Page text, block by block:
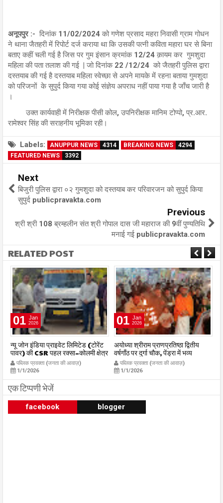
अनूपपुर :- दिनांक 11/02/2024 को गणेश प्रसाद महरा निवासी ग्राम गोधन
ने थाना जैतहरी में रिपोर्ट दर्ज कराया था कि उसकी पत्नी कविता महारा घर से बिना
बताए कहीं चली गई है जिस पर गुम इंसान क्रमांक 12/24 क़ायम कर गुमशुदा
महिला की पता तलाश की गई | जो दिनांक 22 /12/24 को जैतहरी पुलिस द्वारा
दस्तयाब की गई है दस्तयाब महिला स्वेच्छा से अपने मायके में रहना बताया गुमशुदा
को परिजनों के सुपुर्द किया गया कोई संज्ञेय अपराध नहीं पाया गया है जाँच जारी है
।
उक्त कार्यवाही में निरीक्षक पीसी कोल, उपनिरीक्षक मानिम टोप्पो, प्र.आर.
रामेश्वर सिंह की सराहनीय भूमिका रही।
Labels: ANUPPUR NEWS 4314 BREAKING NEWS
4294
FEATURED NEWS
3392
Next
बिजुरी पुलिस द्वारा ०२ गुमशुदा को दस्तयाब कर परिवारजन को सुपुर्द किया
सुपुर्द publicpravakta.com
Previous
श्री श्री 108 ब्रम्हलीन संत श्री गोपाल दास जी महाराज की 9वीं पुण्यतिथि
मनाई गई publicpravakta.com
RELATED POST
01 Jan
2026
न्यू जोन इंडिया प्राइवेट लिमिटेड (टोरेंट
पावर) की CSR पहल रक्सा–कोलमी क्षेत्र
में चलित अस्पताल एम्बुलेंस सेवा का
शुभारंभ publicpravakta.com
पब्लिक प्रवक्ता (जनता की आवाज़)
1/1/2026
01 Jan
2026
अयोध्या श्रीराम प्राणप्रतिष्ठा द्वितीय
वर्षगाँठ पर दुर्गा चौक, पेंड्रा में भव्य
महाआरती सम्पन्न
publicpravakta.com
पब्लिक प्रवक्ता (जनता की आवाज़)
1/1/2026
एक टिप्पणी भेजें
facebook blogger